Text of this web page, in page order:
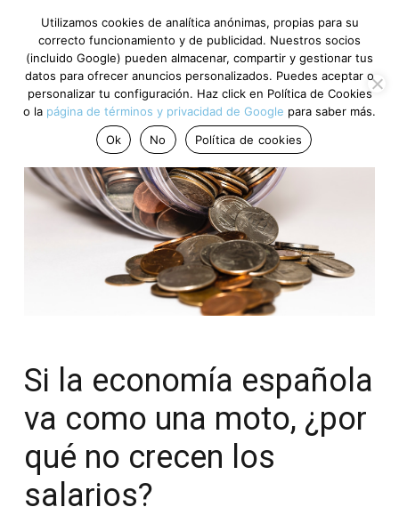
Si la economía española
va como una moto, ¿por
qué no crecen los
salarios?
Utilizamos cookies de analítica anónimas, propias para su
correcto funcionamiento y de publicidad. Nuestros socios
(incluido Google) pueden almacenar, compartir y gestionar tus
datos para ofrecer anuncios personalizados. Puedes aceptar o
personalizar tu configuración. Haz click en Política de Cookies
o la página de términos y privacidad de Google para saber más.
Ok
No Política de cookies